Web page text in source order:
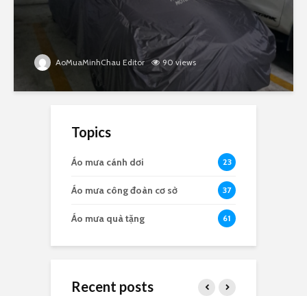
AoMuaMinhChau Editor 90 views
Topics
Áo mưa cánh dơi 23
Áo mưa công đoàn cơ sở 37
Áo mưa quà tặng 61
Recent posts